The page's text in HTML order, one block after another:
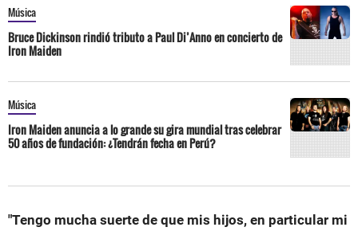
Música
Bruce Dickinson rindió tributo a Paul Di’Anno en concierto de
Iron Maiden
Música
Iron Maiden anuncia a lo grande su gira mundial tras celebrar
50 años de fundación: ¿Tendrán fecha en Perú?
"Tengo mucha suerte de que mis hijos, en particular mi